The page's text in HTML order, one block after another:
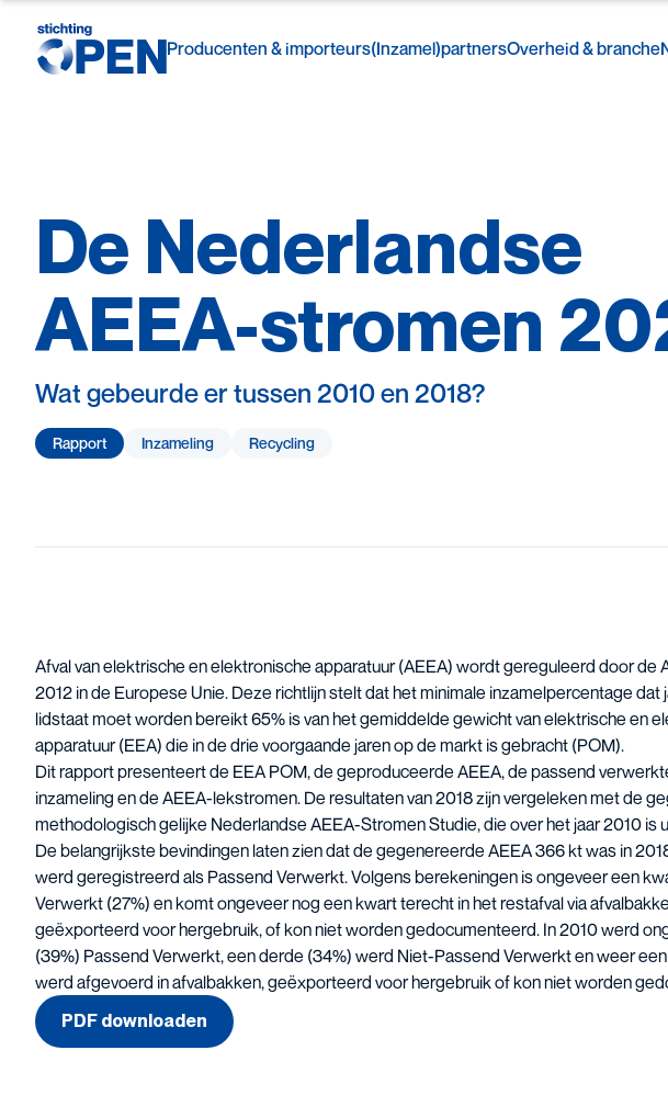
Skip to content
Producenten & importeurs(Inzamel)partnersOverheid & branche
De Nederlandse
AEEA-stromen
Wat gebeurde er tussen 2010 en 2018?
Rapport Inzameling Recycling
Afval van elektrische en elektronische apparatuur (AEEA) wordt gereguleerd door de
2012 in de Europese Unie. Deze richtlijn stelt dat het minimale inzamelpercentage dat
lidstaat moet worden bereikt 65% is van het gemiddelde gewicht van elektrische en
apparatuur (EEA) die in de drie voorgaande jaren op de markt is gebracht (POM).
Dit rapport presenteert de EEA POM, de geproduceerde AEEA, de passend
inzameling en de AEEA-lekstromen. De resultaten van 2018 zijn vergeleken met de
methodologisch gelijke Nederlandse AEEA-Stromen Studie, die over het jaar 2010 is
De belangrijkste bevindingen laten zien dat de gegenereerde AEEA 366 kt was in
werd geregistreerd als Passend Verwerkt. Volgens berekeningen is ongeveer een
Verwerkt (27%) en komt ongeveer nog een kwart terecht in het restafval via
geëxporteerd voor hergebruik, of kon niet worden gedocumenteerd. In 2010 werd
(39%) Passend Verwerkt, een derde (34%) werd Niet-Passend Verwerkt en weer
werd afgevoerd in afvalbakken, geëxporteerd voor hergebruik of kon niet worden
PDF downloaden